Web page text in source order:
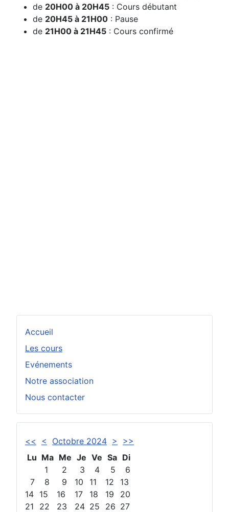
Accueil
Les cours
Evénements
Notre association
Nous contacter
<< < Octobre 2024 >
>>
Lu Ma Me Je Ve Sa Di
1
2 3 4 5
6
7
8 9 10 11 12
13
14 15 16 17 18 19
20
21
22 23 24 25 26 27
de 20H00 à 20H45 : Cours débutant
de 20H45 à 21H00 : Pause
de 21H00 à 21H45 : Cours confirmé